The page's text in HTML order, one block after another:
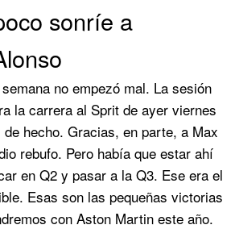
sonríe a
no empezó mal. La sesión
la carrera al Sprit de ayer viernes
hecho. Gracias, en parte, a Max
rebufo. Pero había que estar ahí
en Q2 y pasar a la Q3. Ese era el
Esas son las pequeñas victorias
con Aston Martin este año.